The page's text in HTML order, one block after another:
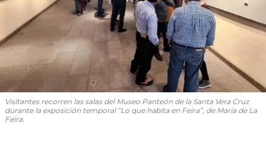
Visitantes recorren las salas del Museo Panteón de la Santa Vera Cruz
durante la exposición temporal “Lo que habita en Feira”, de María de La
Feira.